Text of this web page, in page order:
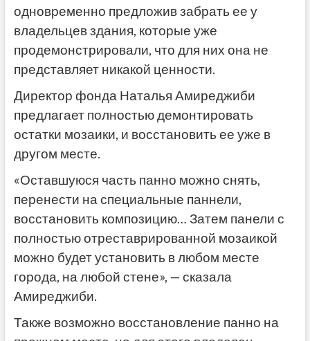
одновременно предложив забрать ее у
владельцев здания, которые уже
продемонстрировали, что для них она не
представляет никакой ценности.
Директор фонда Наталья Амиреджиби
предлагает полностью демонтировать
остатки мозаики, и восстановить ее уже в
другом месте.
«Оставшуюся часть панно можно снять,
перенести на специальные паннели,
восстановить композицию… Затем панели с
полностью отреставрированной мозаикой
можно будет установить в любом месте
города, на любой стене», — сказала
Амиреджиби.
Также возможно восстановление панно на